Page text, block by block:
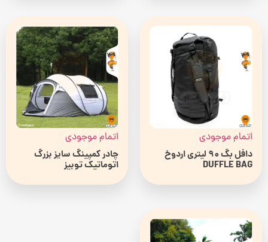
اتمام موجودی
دافل بگ 90 لیتری اردوخ
DUFFLE BAG
اتمام موجودی
چادر کمپینگ سایز بزرگ
اتوماتیک توبیز